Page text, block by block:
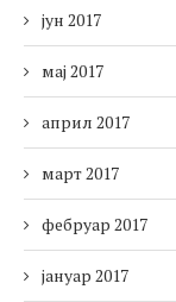
јун 2017
мај 2017
април 2017
март 2017
фебруар 2017
јануар 2017